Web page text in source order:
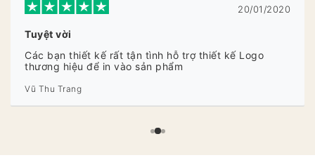
20/01/2020
Tuyệt vời
Các bạn thiết kế rất tận tình hỗ trợ thiết kế Logo
thương hiệu để in vào sản phẩm
Vũ Thu Trang